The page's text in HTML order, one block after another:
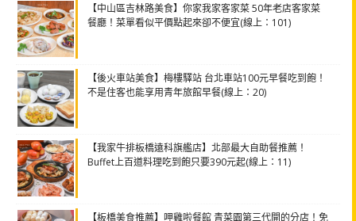
【中山區吉林路美食】你家我家客家菜 50年老店客家菜
餐廳！菜單看似平價點起來卻不便宜(線上：101)
【後火車站美食】梅樓驛站 台北車站100元早餐吃到飽！
不是住客也能享用青年旅館早餐(線上：20)
【我家牛排板橋遠科旗艦店】北部最大自助餐推薦！
Buffet上百道料理吃到飽只要390元起(線上：11)
【板橋美食推薦】呷雞啦餐館 青菜園第三代開的分店！免